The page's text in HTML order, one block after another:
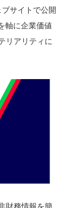
サイトで公開
軸に企業価値
リアリティに